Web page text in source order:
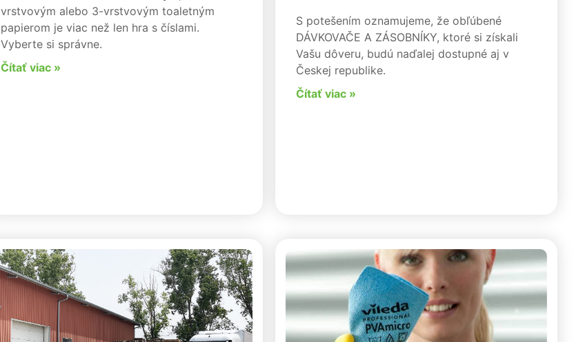
vrstvovým alebo 3-vrstvovým toaletným
papierom je viac než len hra s číslami.
Vyberte si správne.
Čítať viac »
S potešením oznamujeme, že obľúbené
DÁVKOVAČE A ZÁSOBNÍKY, ktoré si získali
Vašu dôveru, budú naďalej dostupné aj v
Českej republike.
Čítať viac »